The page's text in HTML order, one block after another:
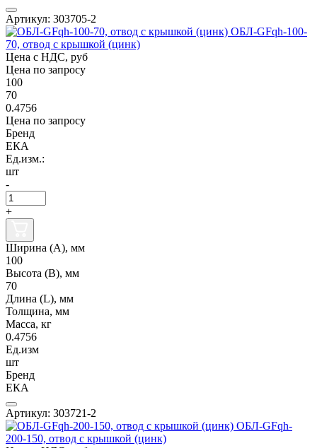
Артикул: 303705-2
ОБЛ-GFqh-100-
70, отвод с крышкой (цинк)
Цена с НДС, руб
Цена по запросу
100
70
0.4756
Цена по запросу
Бренд
ЕКА
Ед.изм.:
шт
-
+
Ширина (А), мм
100
Высота (В), мм
70
Длина (L), мм
Толщина, мм
Масса, кг
0.4756
Ед.изм
шт
Бренд
ЕКА
Артикул: 303721-2
ОБЛ-GFqh-
200-150, отвод с крышкой (цинк)